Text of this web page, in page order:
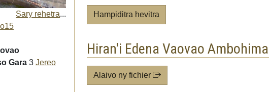
Sary rehetra...
Gara 3 Jereo
Hampiditra hevitra
Hiran'i Edena Vaovao
Alaivo ny fichier